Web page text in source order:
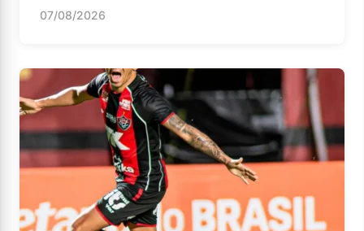
07/08/2026